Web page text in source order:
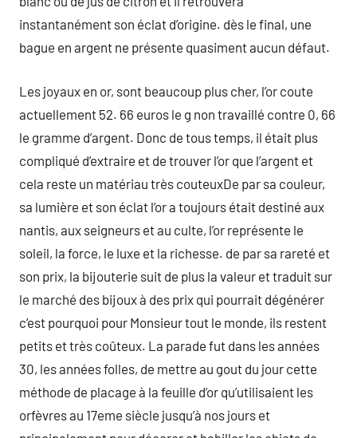
instantanément son éclat d’origine. dès le final, une
bague en argent ne présente quasiment aucun défaut.
Les joyaux en or, sont beaucoup plus cher, l’or coute
actuellement 52. 66 euros le g non travaillé contre 0, 66
le gramme d’argent. Donc de tous temps, il était plus
compliqué d’extraire et de trouver l’or que l’argent et
cela reste un matériau très couteuxDe par sa couleur,
sa lumière et son éclat l’or a toujours était destiné aux
nantis, aux seigneurs et au culte, l’or représente le
soleil, la force, le luxe et la richesse. de par sa rareté et
son prix, la bijouterie suit de plus la valeur et traduit sur
le marché des bijoux à des prix qui pourrait dégénérer
c’est pourquoi pour Monsieur tout le monde, ils restent
petits et très coûteux. La parade fut dans les années
30, les années folles, de mettre au gout du jour cette
méthode de placage à la feuille d’or qu’utilisaient les
orfèvres au 17eme siècle jusqu’à nos jours et